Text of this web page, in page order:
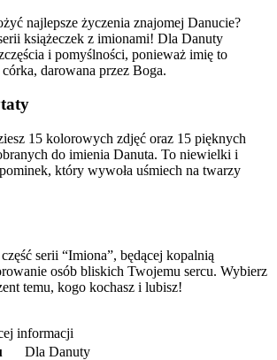
najlepsze życzenia znajomej Danucie?
książeczek z imionami! Dla Danuty
i pomyślności, ponieważ imię to
darowana przez Boga.
15 kolorowych zdjęć oraz 15 pięknych
do imienia Danuta. To niewielki i
który wywoła uśmiech na twarzy
serii “Imiona”, będącej kopalnią
osób bliskich Twojemu sercu. Wybierz
temu, kogo kochasz i lubisz!
informacji
Dla Danuty